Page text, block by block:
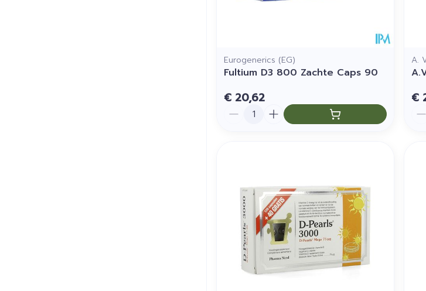
Eurogenerics (EG)
Fultium D3 800 Zachte Caps 90
€ 20,62
Aantal
A.
€